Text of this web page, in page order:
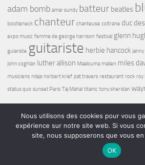
adam bomb amar sundy batteur beatles
bootleneck chanteur chanteuse coltrane duc
expo music femme de george harrison festival glenn
guiariste guitariste herbie hancock
john coghlan luther allison Maalouma malien miles
musiciens nilaja norbert krief pat travers restaurant rock roy
status quo sunset Paris Taj Mahal titanic tony sheridan
Bel7 Infos © 2026. Tous droits
Nous utilisons des cookies pour vous
expérience sur notre site web. Si vous
site, nous supposerons que vous
OK